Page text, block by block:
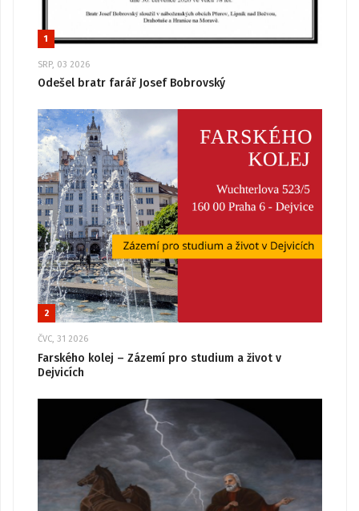
1
SRP, 03 2026
Odešel bratr farář Josef Bobrovský
2
ČVC, 31 2026
Farského kolej – Zázemí pro studium a život v
Dejvicích